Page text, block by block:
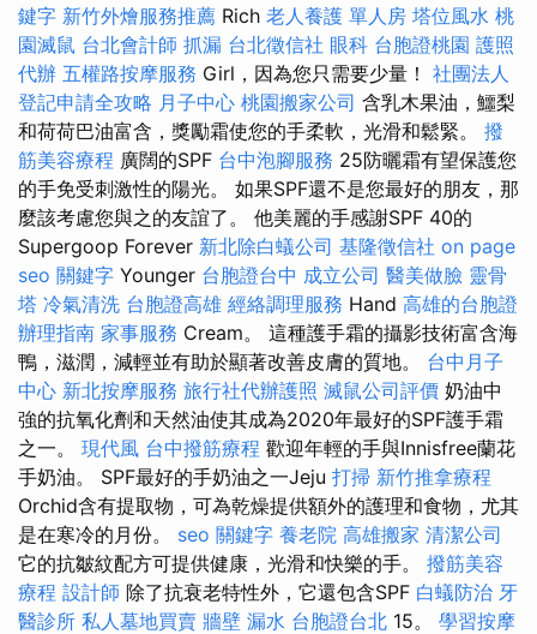
鍵字 新竹外燴服務推薦 Rich 老人養護 單人房 塔位風水 桃
園滅鼠 台北會計師 抓漏 台北徵信社 眼科 台胞證桃園 護照
代辦 五權路按摩服務 Girl，因為您只需要少量！ 社團法人
登記申請全攻略 月子中心 桃園搬家公司 含乳木果油，鱷梨
和荷荷巴油富含，獎勵霜使您的手柔軟，光滑和鬆緊。 撥
筋美容療程 廣闊的SPF 台中泡腳服務 25防曬霜有望保護您
的手免受刺激性的陽光。 如果SPF還不是您最好的朋友，那
麼該考慮您與之的友誼了。 他美麗的手感謝SPF 40的
Supergoop Forever 新北除白蟻公司 基隆徵信社 on page
seo 關鍵字 Younger 台胞證台中 成立公司 醫美做臉 靈骨
塔 冷氣清洗 台胞證高雄 經絡調理服務 Hand 高雄的台胞證
辦理指南 家事服務 Cream。 這種護手霜的攝影技術富含海
鴨，滋潤，減輕並有助於顯著改善皮膚的質地。 台中月子
中心 新北按摩服務 旅行社代辦護照 滅鼠公司評價 奶油中
強的抗氧化劑和天然油使其成為2020年最好的SPF護手霜
之一。 現代風 台中撥筋療程 歡迎年輕的手與Innisfree蘭花
手奶油。 SPF最好的手奶油之一Jeju 打掃 新竹推拿療程
Orchid含有提取物，可為乾燥提供額外的護理和食物，尤其
是在寒冷的月份。 seo 關鍵字 養老院 高雄搬家 清潔公司
它的抗皺紋配方可提供健康，光滑和快樂的手。 撥筋美容
療程 設計師 除了抗衰老特性外，它還包含SPF 白蟻防治 牙
醫診所 私人墓地買賣 牆壁 漏水 台胞證台北 15。 學習按摩